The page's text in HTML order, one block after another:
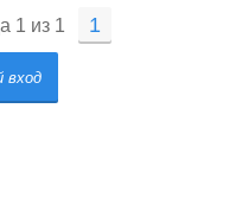
1 из 1 1